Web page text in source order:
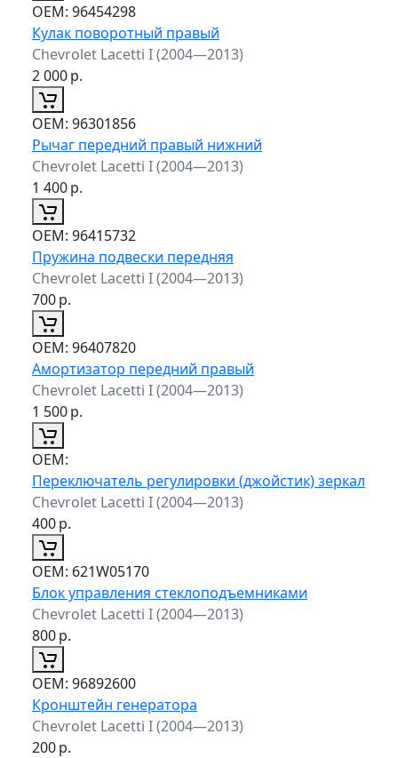
ОЕМ: 96454298
Кулак поворотный правый
Chevrolet Lacetti I (2004—2013)
2 000р.
ОЕМ: 96301856
Рычаг передний правый нижний
Chevrolet Lacetti I (2004—2013)
1 400р.
ОЕМ: 96415732
Пружина подвески передняя
Chevrolet Lacetti I (2004—2013)
700р.
ОЕМ: 96407820
Амортизатор передний правый
Chevrolet Lacetti I (2004—2013)
1 500р.
ОЕМ:
Переключатель регулировки (джойстик) зеркал
Chevrolet Lacetti I (2004—2013)
400р.
ОЕМ: 621W05170
Блок управления стеклоподъемниками
Chevrolet Lacetti I (2004—2013)
800р.
ОЕМ: 96892600
Кронштейн генератора
Chevrolet Lacetti I (2004—2013)
200р.